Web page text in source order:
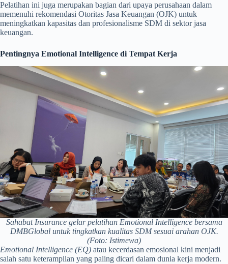
Pelatihan ini juga merupakan bagian dari upaya perusahaan dalam
memenuhi rekomendasi Otoritas Jasa Keuangan (OJK) untuk
meningkatkan kapasitas dan profesionalisme SDM di sektor jasa
keuangan.
Pentingnya Emotional Intelligence di Tempat Kerja
Sahabat Insurance gelar pelatihan Emotional Intelligence bersama
DMBGlobal untuk tingkatkan kualitas SDM sesuai arahan OJK.
(Foto: Istimewa)
Emotional Intelligence (EQ) atau kecerdasan emosional kini menjadi
salah satu keterampilan yang paling dicari dalam dunia kerja modern.